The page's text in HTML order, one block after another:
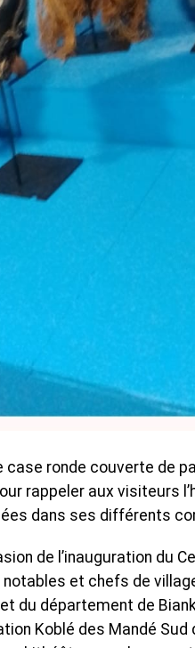
case ronde couverte de
rappeler aux visiteurs
dans ses différents
de l’inauguration du
notables et chefs de
du département de
Koblé des Mandé Sud